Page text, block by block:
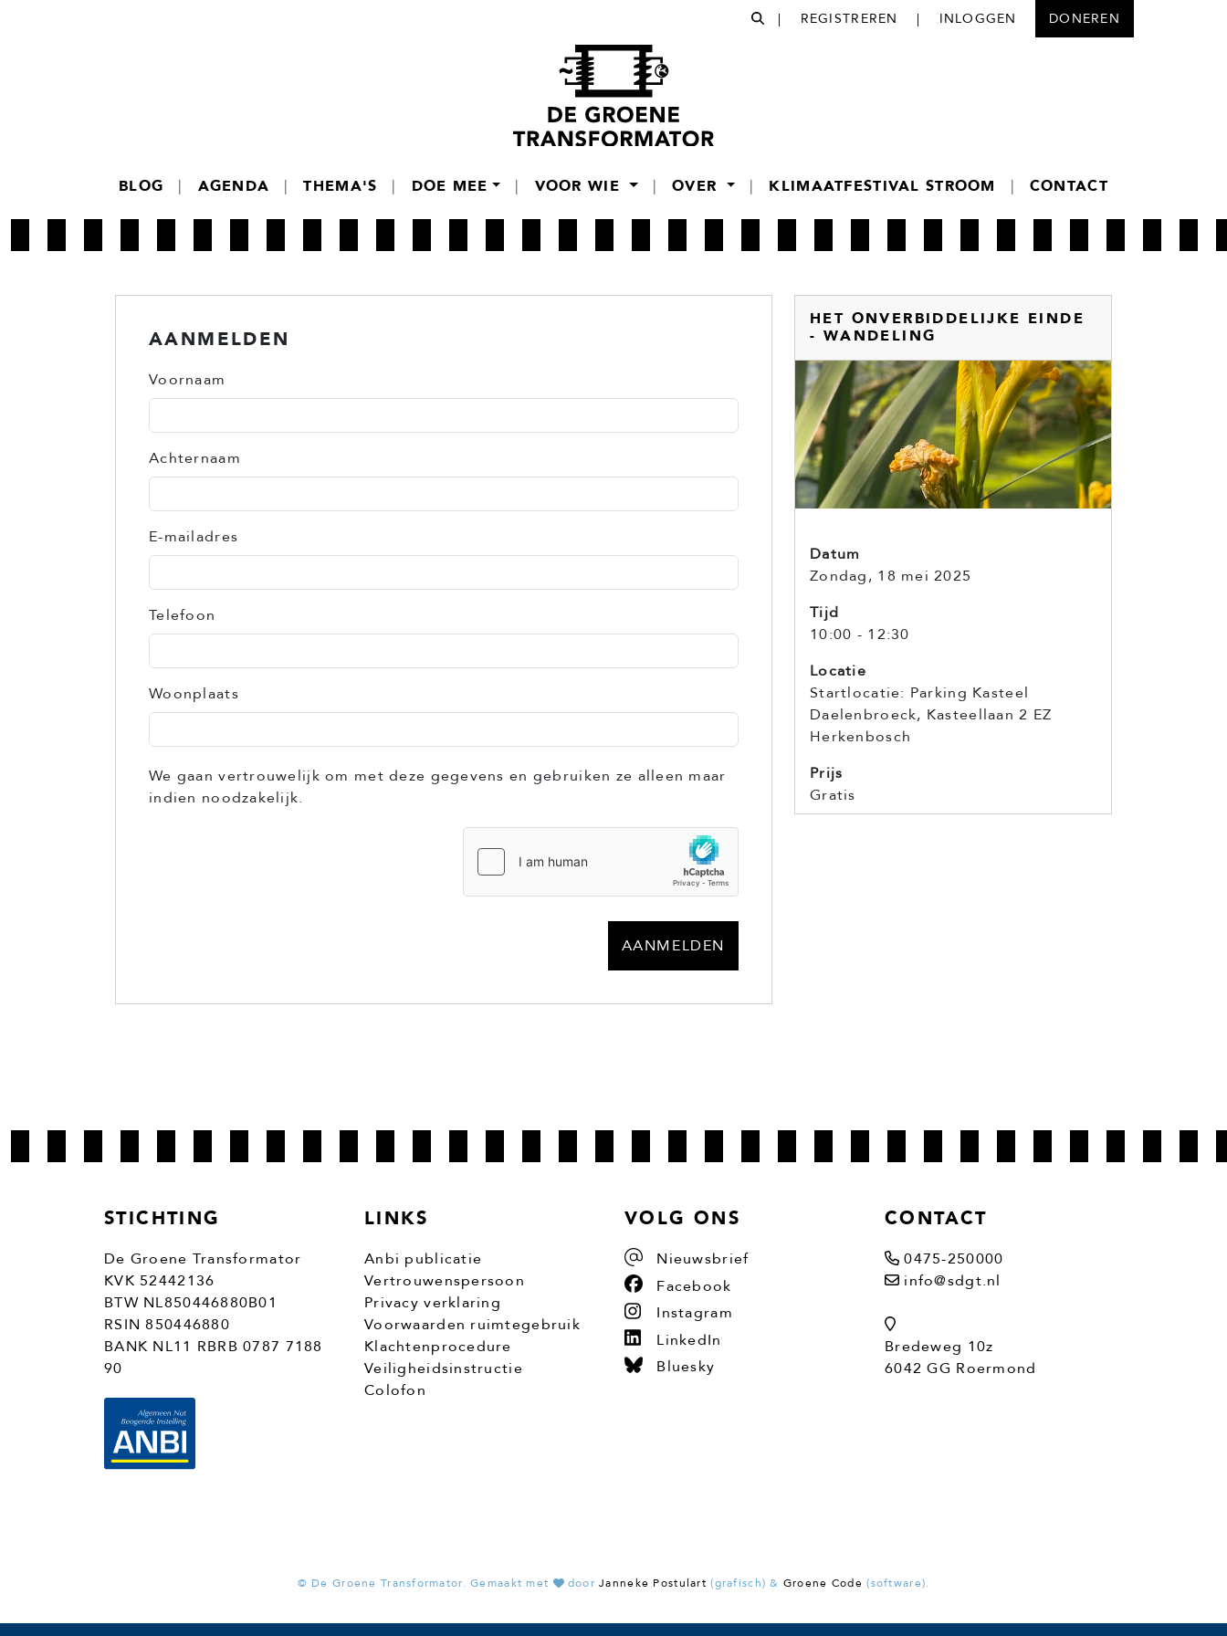
| REGISTREREN | INLOGGEN DONEREN
BLOG | AGENDA | THEMA'S | DOE MEE | VOOR WIE | OVER | KLIMAATFESTIVAL STROOM | CONTACT
AANMELDEN
Voornaam
Achternaam
E-mailadres
Telefoon
Woonplaats
We gaan vertrouwelijk om met deze gegevens en gebruiken ze alleen maar
indien noodzakelijk.
AANMELDEN
HET ONVERBIDDELIJKE EINDE
- WANDELING
Datum
Zondag, 18 mei 2025
Tijd
10:00 - 12:30
Locatie
Startlocatie: Parking Kasteel
Daelenbroeck, Kasteellaan 2 EZ
Herkenbosch
Prijs
Gratis
STICHTING
De Groene Transformator
KVK 52442136
BTW NL850446880B01
RSIN 850446880
BANK NL11 RBRB 0787 7188
90
LINKS
Anbi publicatie
Vertrouwenspersoon
Privacy verklaring
Voorwaarden ruimtegebruik
Klachtenprocedure
Veiligheidsinstructie
Colofon
VOLG ONS
Nieuwsbrief
Facebook
Instagram
LinkedIn
Bluesky
CONTACT
0475-250000
info@sdgt.nl
Bredeweg 10z
6042 GG Roermond
© De Groene Transformator. Gemaakt met doorJanneke Postulart (grafisch) & Groene Code (software).